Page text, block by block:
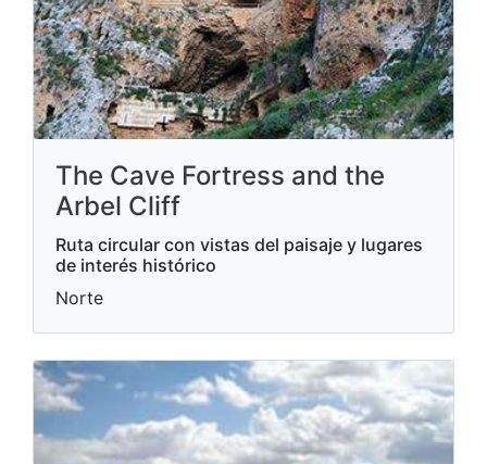
The Cave Fortress and the
Arbel Cliff
Ruta circular con vistas del paisaje y lugares
de interés histórico
Norte